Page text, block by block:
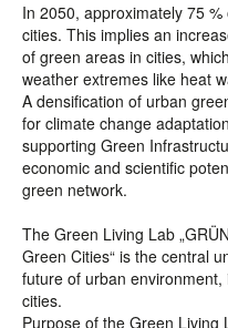
In 2050, approximately 75
cities. This implies an
of green areas in cities,
weather extremes like heat
A densification of urban
for climate change
supporting Green
economic and scientific
green network.
The Green Living Lab
Green Cities“ is the central
future of urban
cities.
Purpose of the Green Living